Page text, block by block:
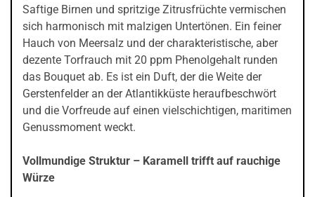
Saftige Birnen und spritzige Zitrusfrüchte vermischen
sich harmonisch mit malzigen Untertönen. Ein feiner
Hauch von Meersalz und der charakteristische, aber
dezente Torfrauch mit 20 ppm Phenolgehalt runden
das Bouquet ab. Es ist ein Duft, der die Weite der
Gerstenfelder an der Atlantikküste heraufbeschwört
und die Vorfreude auf einen vielschichtigen, maritimen
Genussmoment weckt.
Vollmundige Struktur – Karamell trifft auf rauchige
Würze